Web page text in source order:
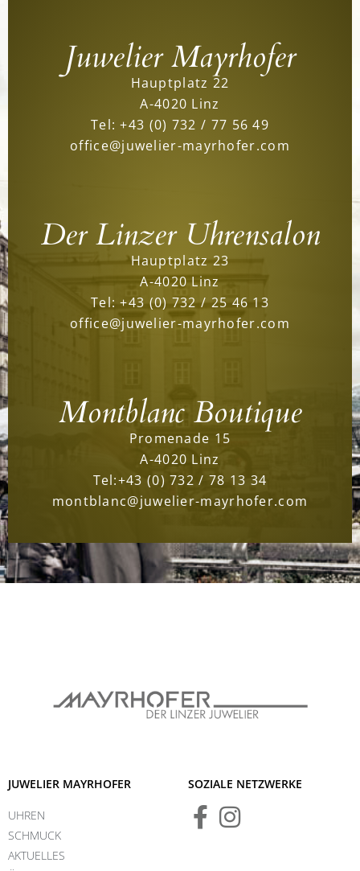
Juwelier Mayrhofer
Hauptplatz 22
A-4020 Linz
Tel:+43 (0) 732 / 77 56 49
office@juwelier-mayrhofer.com
Der Linzer Uhrensalon
Hauptplatz 23
A-4020 Linz
Tel:+43 (0) 732 / 25 46 13
office@juwelier-mayrhofer.com
Montblanc Boutique
Promenade 15
A-4020 Linz
Tel:+43 (0) 732 / 78 13 34
montblanc@juwelier-mayrhofer.com
JUWELIER MAYRHOFER
UHREN
SCHMUCK
AKTUELLES
SOZIALE NETZWERKE